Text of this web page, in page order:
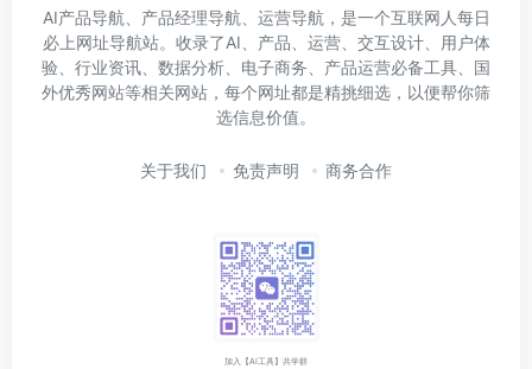
AI产品导航、产品经理导航、运营导航，是一个互联网人每日
必上网址导航站。收录了AI、产品、运营、交互设计、用户体
验、行业资讯、数据分析、电子商务、产品运营必备工具、国
外优秀网站等相关网站，每个网址都是精挑细选，以便帮你筛
选信息价值。
关于我们 免责声明 商务合作
加入【AI工具】共学群